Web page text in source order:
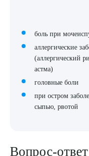
боль при
аллергические
(аллергический
астма)
головные боли
при остром
сыпью, рвотой
Вопрос-